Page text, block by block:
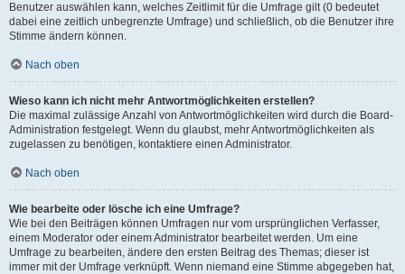
Benutzer auswählen kann, welches Zeitlimit für die Umfrage gilt (0 bedeutet
dabei eine zeitlich unbegrenzte Umfrage) und schließlich, ob die Benutzer ihre
Stimme ändern können.
Nach oben
Wieso kann ich nicht mehr Antwortmöglichkeiten erstellen?
Die maximal zulässige Anzahl von Antwortmöglichkeiten wird durch die Board-
Administration festgelegt. Wenn du glaubst, mehr Antwortmöglichkeiten als
zugelassen zu benötigen, kontaktiere einen Administrator.
Nach oben
Wie bearbeite oder lösche ich eine Umfrage?
Wie bei den Beiträgen können Umfragen nur vom ursprünglichen Verfasser,
einem Moderator oder einem Administrator bearbeitet werden. Um eine
Umfrage zu bearbeiten, ändere den ersten Beitrag des Themas; dieser ist
immer mit der Umfrage verknüpft. Wenn niemand eine Stimme abgegeben hat,